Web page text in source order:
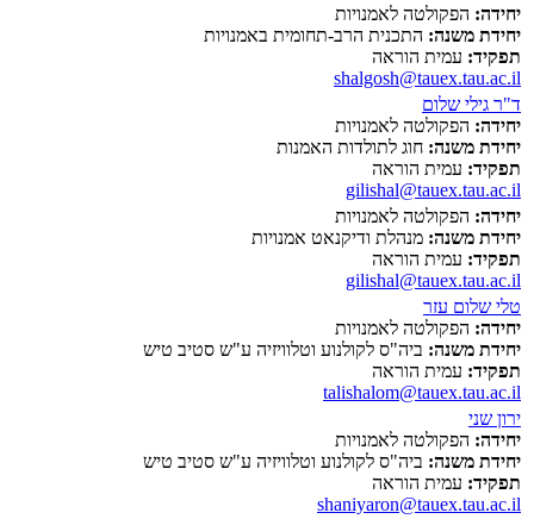
יחידה: הפקולטה לאמנויות
יחידת משנה: התכנית הרב-תחומית באמנויות
תפקיד: עמית הוראה
shalgosh@tauex.tau.ac.il
ד"ר גילי שלום
יחידה: הפקולטה לאמנויות
יחידת משנה: חוג לתולדות האמנות
תפקיד: עמית הוראה
gilishal@tauex.tau.ac.il
יחידה: הפקולטה לאמנויות
יחידת משנה: מנהלת ודיקנאט אמנויות
תפקיד: עמית הוראה
gilishal@tauex.tau.ac.il
טלי שלום עזר
יחידה: הפקולטה לאמנויות
יחידת משנה: ביה"ס לקולנוע וטלוויזיה ע"ש סטיב טיש
תפקיד: עמית הוראה
talishalom@tauex.tau.ac.il
ירון שני
יחידה: הפקולטה לאמנויות
יחידת משנה: ביה"ס לקולנוע וטלוויזיה ע"ש סטיב טיש
תפקיד: עמית הוראה
shaniyaron@tauex.tau.ac.il